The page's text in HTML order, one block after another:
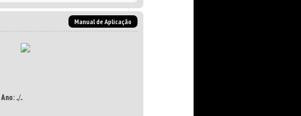
Manual de Aplicação
Ano:.../...